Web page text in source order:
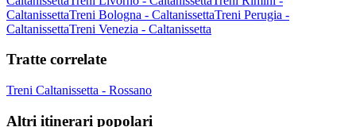
CaltanissettaTreni Bologna - CaltanissettaTreni Perugia -
CaltanissettaTreni Venezia - Caltanissetta
Tratte correlate
Treni Caltanissetta - Rossano
Altri itinerari popolari